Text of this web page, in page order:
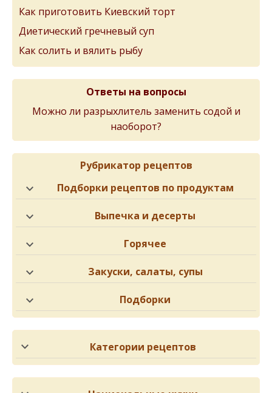
Как приготовить Киевский торт
Диетический гречневый суп
Как солить и вялить рыбу
Ответы на вопросы
Можно ли разрыхлитель заменить содой и
наоборот?
Рубрикатор рецептов
Подборки рецептов по продуктам
Выпечка и десерты
Горячее
Закуски, салаты, супы
Подборки
Категории рецептов